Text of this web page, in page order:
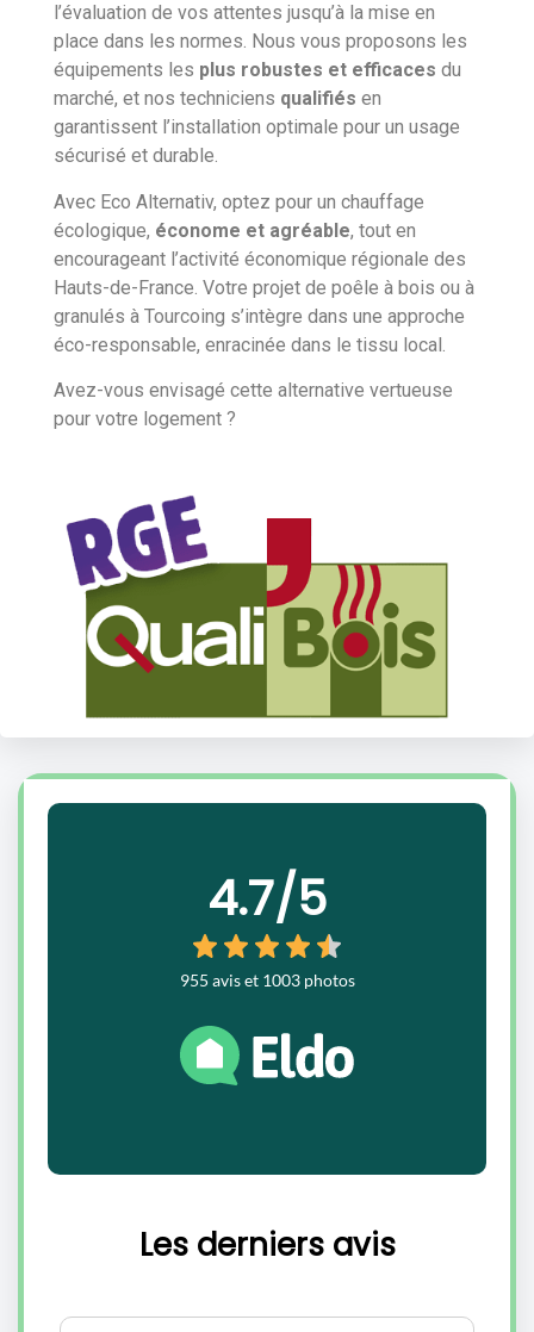
l’évaluation de vos attentes jusqu’à la mise en
place dans les normes. Nous vous proposons les
équipements les plus robustes et efficaces du
marché, et nos techniciens qualifiés en
garantissent l’installation optimale pour un usage
sécurisé et durable.
Avec Eco Alternativ, optez pour un chauffage
écologique, économe et agréable, tout en
encourageant l’activité économique régionale des
Hauts-de-France. Votre projet de poêle à bois ou à
granulés à Tourcoing s’intègre dans une approche
éco-responsable, enracinée dans le tissu local.
Avez-vous envisagé cette alternative vertueuse
pour votre logement ?